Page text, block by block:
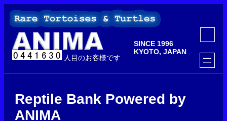
を
人目のお客様です
SINCE 1996
KYOTO, JAPAN
ア
コ
ン
リ
ン
ク
Reptile Bank Powered by
ANIMA